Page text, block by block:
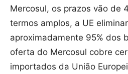
Mercosul, os prazos vão de
termos amplos, a UE
aproximadamente 95% dos
oferta do Mercosul cobre
importados da União